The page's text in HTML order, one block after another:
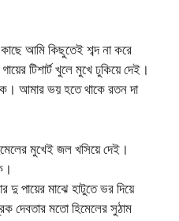
আমি কিছুতেই শব্দ না করে
টিশার্ট খুলে মুখে ঢুকিয়ে দেই।
আমার ভয় হতে থাকে রতন দা
মুখেই জল খসিয়ে দেই।
দু পায়ের মাঝে হাটুতে ভর দিয়ে
দেবতার মতো হিমেলের সুঠাম